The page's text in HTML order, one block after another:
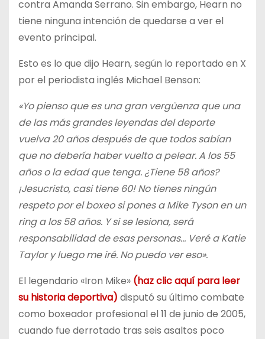
contra Amanda Serrano. Sin embargo, Hearn no
tiene ninguna intención de quedarse a ver el
evento principal.
Esto es lo que dijo Hearn, según lo reportado en X
por el periodista inglés Michael Benson:
«Yo pienso que es una gran vergüenza que una
de las más grandes leyendas del deporte
vuelva 20 años después de que todos sabían
que no debería haber vuelto a pelear. A los 55
años o la edad que tenga. ¿Tiene 58 años?
¡Jesucristo, casi tiene 60! No tienes ningún
respeto por el boxeo si pones a Mike Tyson en un
ring a los 58 años. Y si se lesiona, será
responsabilidad de esas personas… Veré a Katie
Taylor y luego me iré. No puedo ver eso».
El legendario «Iron Mike» (haz clic aquí para leer
su historia deportiva) disputó su último combate
como boxeador profesional el 11 de junio de 2005,
cuando fue derrotado tras seis asaltos poco